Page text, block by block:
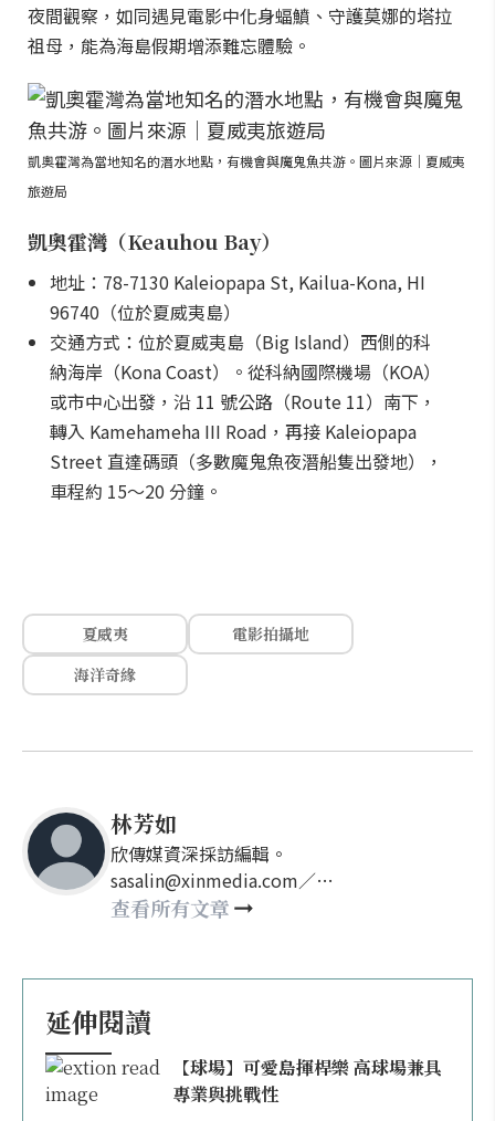
夜間觀察，如同遇見電影中化身蝠鱝、守護莫娜的塔拉
祖母，能為海島假期增添難忘體驗。
凱奧霍灣為當地知名的潛水地點，有機會與魔鬼魚共游。圖片來源｜夏威夷
旅遊局
凱奧霍灣（Keauhou Bay）
地址：78-7130 Kaleiopapa St, Kailua-Kona, HI
96740（位於夏威夷島）
交通方式：位於夏威夷島（Big Island）西側的科
納海岸（Kona Coast）。從科納國際機場（KOA）
或市中心出發，沿 11 號公路（Route 11）南下，
轉入 Kamehameha III Road，再接 Kaleiopapa
Street 直達碼頭（多數魔鬼魚夜潛船隻出發地），
車程約 15～20 分鐘。
夏威夷
電影拍攝地
海洋奇緣
林芳如
欣傳媒資深採訪編輯。
sasalin@xinmedia.com／
happy21917@gmail.com
查看所有文章
延伸閱讀
【球場】可愛島揮桿樂 高球場兼具
專業與挑戰性